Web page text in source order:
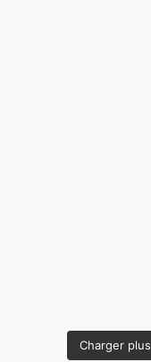
Charger plus